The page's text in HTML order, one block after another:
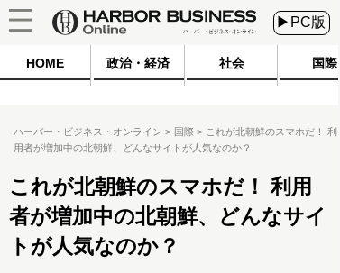
▶PC版
HOME 政治・経済 社会 国際
ハーバー・ビジネス・オンライン 国際
これが北朝鮮のスマホだ！ 利
用者が増加中の北朝鮮、どんなサイトが人気なのか？
これが北朝鮮のスマホだ！ 利用
者が増加中の北朝鮮、どんなサイ
トが人気なのか？